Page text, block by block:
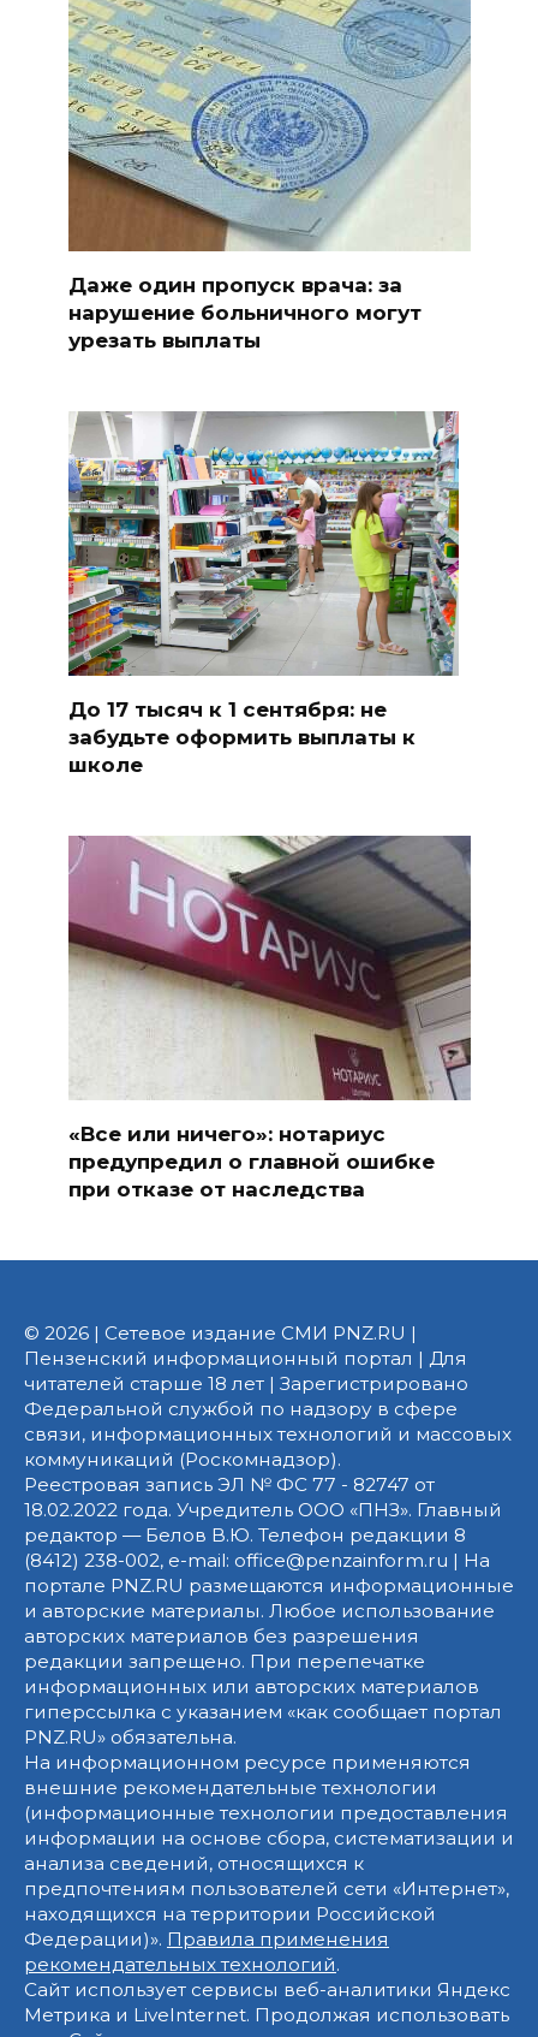
Даже один пропуск врача: за
нарушение больничного могут
урезать выплаты
До 17 тысяч к 1 сентября: не
забудьте оформить выплаты к
школе
«Все или ничего»: нотариус
предупредил о главной ошибке
при отказе от наследства
© 2026 | Сетевое издание СМИ PNZ.RU |
Пензенский информационный портал | Для
читателей старше 18 лет | Зарегистрировано
Федеральной службой по надзору в сфере
связи, информационных технологий и массовых
коммуникаций (Роскомнадзор).
Реестровая запись ЭЛ № ФС 77 - 82747 от
18.02.2022 года. Учредитель ООО «ПНЗ». Главный
редактор — Белов В.Ю. Телефон редакции 8
(8412) 238-002, e-mail: office@penzainform.ru | На
портале PNZ.RU размещаются информационные
и авторские материалы. Любое использование
авторских материалов без разрешения
редакции запрещено. При перепечатке
информационных или авторских материалов
гиперссылка с указанием «как сообщает портал
PNZ.RU» обязательна.
На информационном ресурсе применяются
внешние рекомендательные технологии
(информационные технологии предоставления
информации на основе сбора, систематизации и
анализа сведений, относящихся к
предпочтениям пользователей сети «Интернет»,
находящихся на территории Российской
Федерации)». Правила применения
рекомендательных технологий.
Сайт использует сервисы веб-аналитики Яндекс
Метрика и LiveInternet. Продолжая использовать